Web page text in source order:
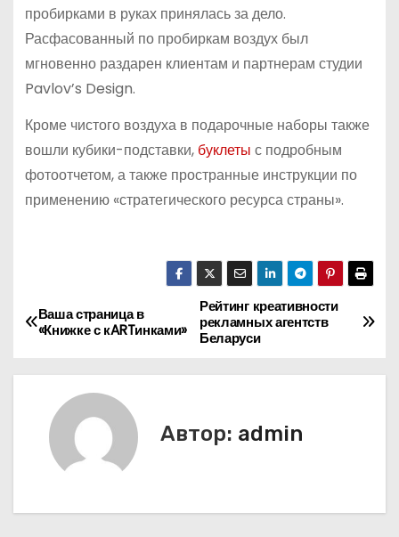
пробирками в руках принялась за дело.
Расфасованный по пробиркам воздух был
мгновенно раздарен клиентам и партнерам студии
Pavlov’s Design.
Кроме чистого воздуха в подарочные наборы также
вошли кубики-подставки, буклеты с подробным
фотоотчетом, а также пространные инструкции по
применению «стратегического ресурса страны».
Н
Рейтинг креативности
рекламных агентств
Беларуси
Ваша страница в
«Книжке с кARTинками»
Автор: admin